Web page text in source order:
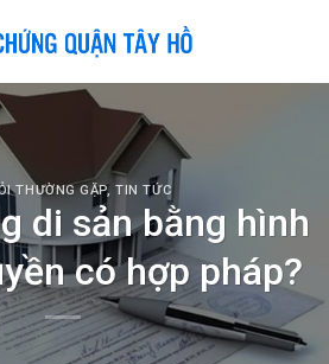
THƯỜNG GẶP,TIN TỨC
di sản bằng hình
có hợp pháp?